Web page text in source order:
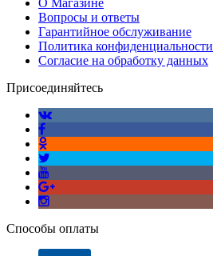
Вопросы и ответы
Гарантийное обслуживание
Политика конфиденциальности
Согласие на обработку данных
Присоединяйтесь
Способы оплаты